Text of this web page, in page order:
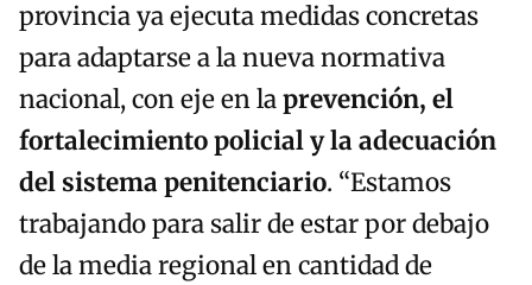
provincia ya ejecuta medidas concretas
para adaptarse a la nueva normativa
nacional, con eje en laprevención, el
fortalecimiento policial y la adecuación
del sistema penitenciario. “Estamos
trabajando para salir de estar por debajo
de la media regional en cantidad de